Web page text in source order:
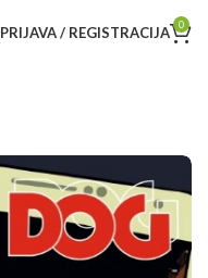
PRIJAVA / REGISTRACIJA 0